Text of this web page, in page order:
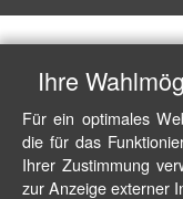
Ihre
Für ein optimales
die für das
Ihrer Zustimmung
zur Anzeige externer